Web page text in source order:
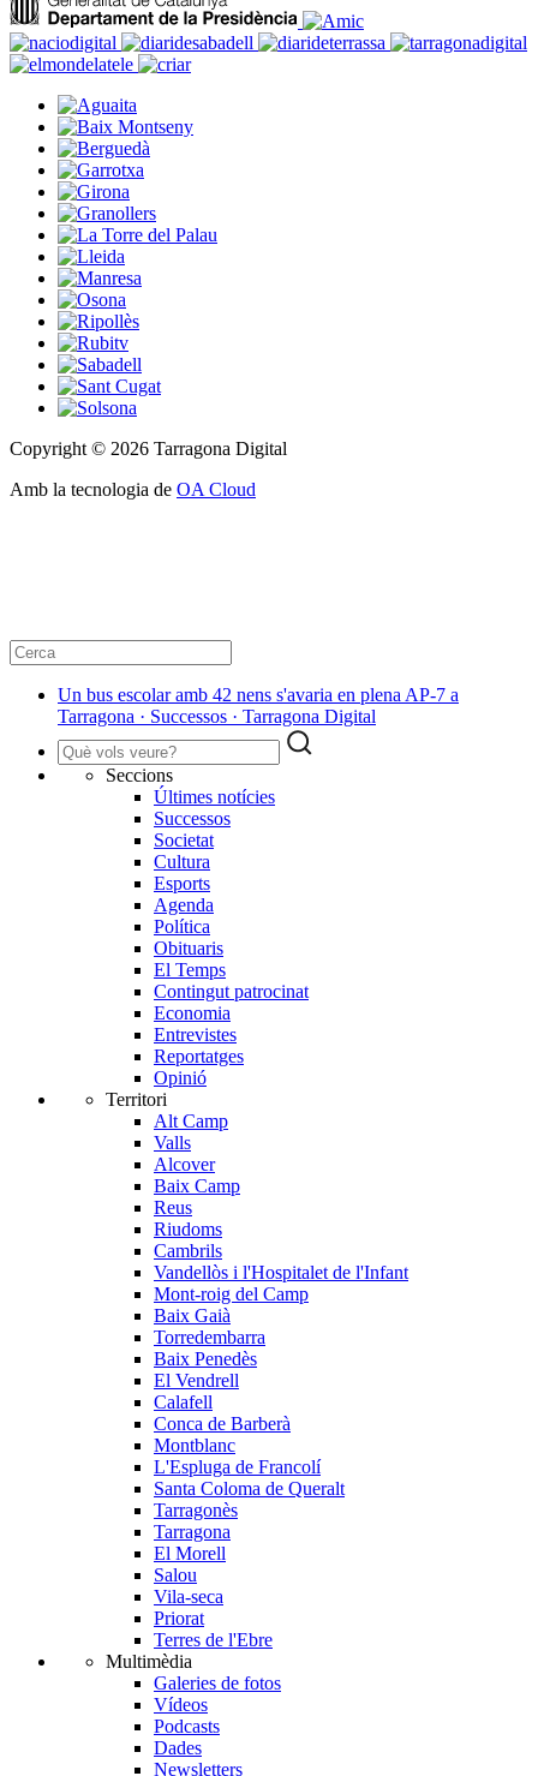
Copyright © 2026 Tarragona Digital
Amb la tecnologia de OA Cloud
Un bus escolar amb 42 nens s'avaria en plena AP-7 a
Tarragona · Successos · Tarragona Digital
Seccions
Últimes notícies
Successos
Societat
Cultura
Esports
Agenda
Política
Obituaris
El Temps
Contingut patrocinat
Economia
Entrevistes
Reportatges
Opinió
Territori
Alt Camp
Valls
Alcover
Baix Camp
Reus
Riudoms
Cambrils
Vandellòs i l'Hospitalet de l'Infant
Mont-roig del Camp
Baix Gaià
Torredembarra
Baix Penedès
El Vendrell
Calafell
Conca de Barberà
Montblanc
L'Espluga de Francolí
Santa Coloma de Queralt
Tarragonès
Tarragona
El Morell
Salou
Vila-seca
Priorat
Terres de l'Ebre
Multimèdia
Galeries de fotos
Vídeos
Podcasts
Dades
Newsletters